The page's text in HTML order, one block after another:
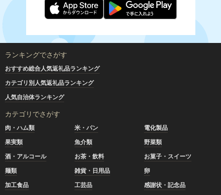
ランキングでさがす
おすすめ総合人気返礼品ランキング
カテゴリ別人気返礼品ランキング
人気自治体ランキング
カテゴリでさがす
肉・ハム類 米・パン
電化製品
果実類
魚介類
野菜類
酒・アルコール
お茶・飲料
お菓子・スイーツ
麺類
雑貨・日用品
卵
加工食品
工芸品
感謝状・記念品